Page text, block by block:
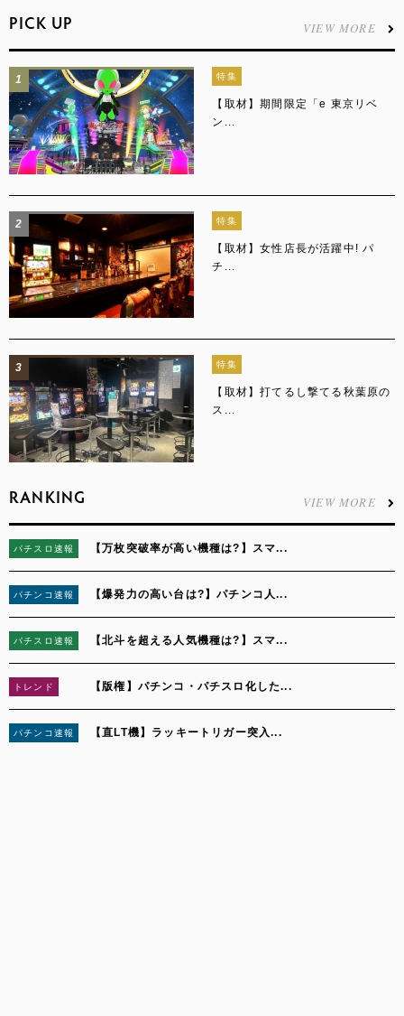
PICK UP VIEW MORE
1 特集
【取材】期間限定「e 東京リベ
ン...
2 特集
【取材】女性店長が活躍中! パ
チ...
3 特集
【取材】打てるし撃てる秋葉原の
ス...
RANKING VIEW MORE
1
パチスロ速報 【万枚突破率が高い機種は?】スマ...
2
パチンコ速報 【爆発力の高い台は?】パチンコ人...
3
パチスロ速報 【北斗を超える人気機種は?】スマ...
4
トレンド 【版権】パチンコ・パチスロ化した...
5
パチンコ速報 【直LT機】ラッキートリガー突入...